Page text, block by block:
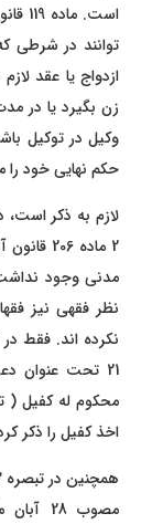
توانند در شرطی
ازدواج یا عقد
زن بگیرد یا در
وکیل در توکیل
حکم نهایی خود را
لازم به ذکر
2 ماده
مدنی وجود
نظر فقهی نیز
نکرده اند. فقط
21 تحت عنوان
محکوم له کفیل (
اخذ کفیل را ذکر